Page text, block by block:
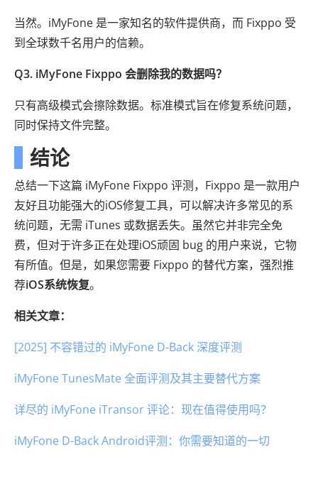
当然。iMyFone 是一家知名的软件提供商，而 Fixppo 受
到全球数千名用户的信赖。
Q3. iMyFone Fixppo 会删除我的数据吗？
只有高级模式会擦除数据。标准模式旨在修复系统问题，
同时保持文件完整。
结论
总结一下这篇 iMyFone Fixppo 评测，Fixppo 是一款用户
友好且功能强大的iOS修复工具，可以解决许多常见的系
统问题，无需 iTunes 或数据丢失。虽然它并非完全免
费，但对于许多正在处理iOS顽固 bug 的用户来说，它物
有所值。但是，如果您需要 Fixppo 的替代方案，强烈推
荐iOS系统恢复。
相关文章：
[2025] 不容错过的 iMyFone D-Back 深度评测
iMyFone TunesMate 全面评测及其主要替代方案
详尽的 iMyFone iTransor 评论：现在值得使用吗？
iMyFone D-Back Android评测：你需要知道的一切